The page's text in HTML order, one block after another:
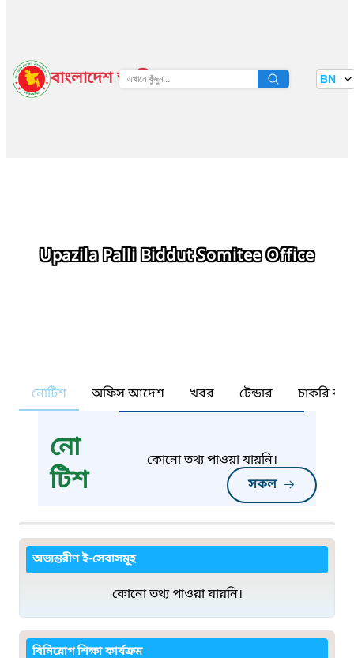
বাংলাদেশ জাতীয় তথ্য বাতায়ন BN
Upazila Palli Biddut Somitee Office
নোটিশ অফিস আদেশ খবর টেন্ডার চাকরি
নো
টিশ
সকল
কোনো তথ্য পাওয়া যায়নি।
অভ্যন্তরীণ ই-সেবাসমূহ
কোনো তথ্য পাওয়া যায়নি।
বিনিয়োগ শিক্ষা কার্যক্রম